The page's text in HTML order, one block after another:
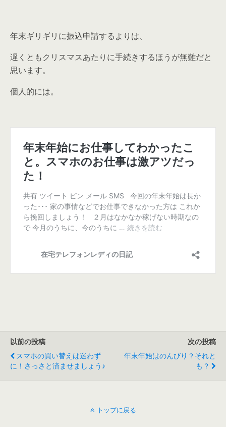
年末ギリギリに振込申請するよりは、
遅くともクリスマスあたりに手続きするほうが無難だと
思います。
個人的には。
以前の投稿
スマホの買い替えは迷わず
に！さっさと済ませましょう♪
次の投稿
年末年始はのんびり？それと
も？
トップに戻る